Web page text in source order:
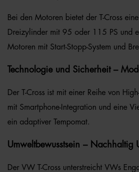
Bei den Motoren bietet der T-Cross
Dreizylinder mit 95 oder 115 PS und
Motoren mit Start-Stopp-System und
Technologie und Sicherheit –
Der T-Cross ist mit einer Reihe von
mit Smartphone-Integration und eine
ein adaptiver Tempomat.
Umweltbewusstsein – Nachhaltig
Der VW T-Cross unterstreicht VWs